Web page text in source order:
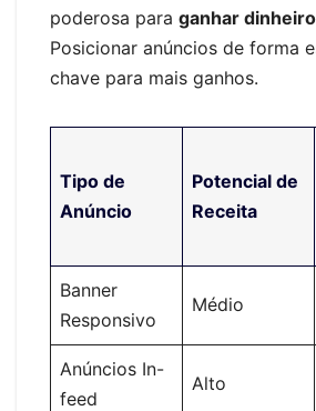
poderosa para ganhar
Posicionar anúncios de forma
chave para mais ganhos.
Tipo de
Anúncio
Potencial de
Receita
Banner
Responsivo
Médio
Anúncios In-
feed
Alto